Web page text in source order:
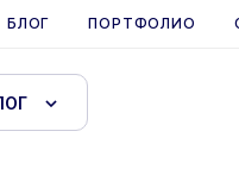
БЛОГ ПОРТФОЛИО